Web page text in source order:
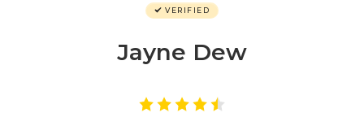
VERIFIED
Jayne Dew